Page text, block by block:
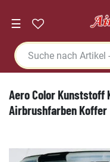
☰
Aero Color Kunststoff
Airbrushfarben Koffer